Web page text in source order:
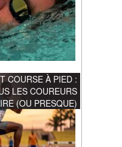
COURSE À PIED :
LES COUREURS
(OU PRESQUE)